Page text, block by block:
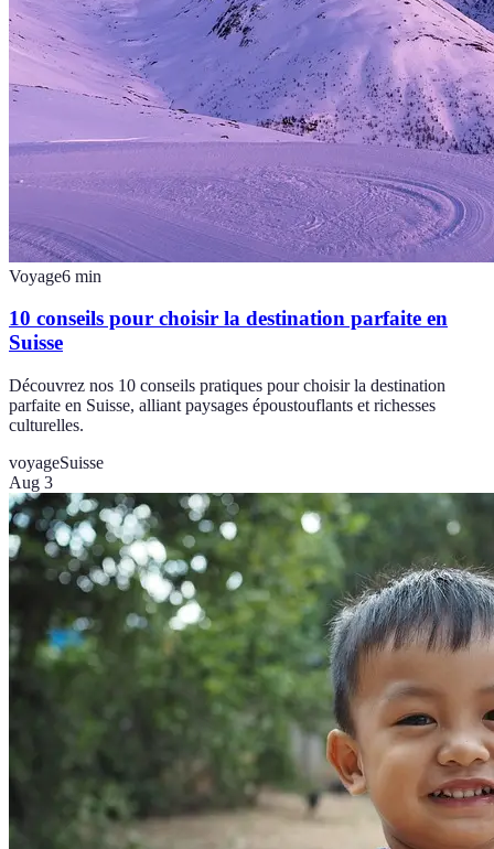
Voyage6 min
10 conseils pour choisir la destination parfaite en
Suisse
Découvrez nos 10 conseils pratiques pour choisir la destination
parfaite en Suisse, alliant paysages époustouflants et richesses
culturelles.
voyageSuisse
Aug 3